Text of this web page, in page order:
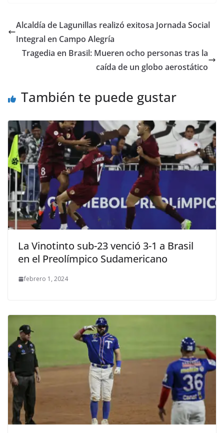
Alcaldía de Lagunillas realizó exitosa Jornada Social
Integral en Campo Alegría
Tragedia en Brasil: Mueren ocho personas tras la
caída de un globo aerostático
También te puede gustar
La Vinotinto sub-23 venció 3-1 a Brasil
en el Preolímpico Sudamericano
febrero 1, 2024